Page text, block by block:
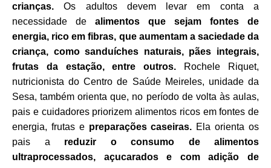
crianças. Os adultos devem levar em conta a
necessidade de alimentos que sejam fontes de
energia, rico em fibras, que aumentam a saciedade da
criança, como sanduíches naturais, pães integrais,
frutas da estação, entre outros.
Rochele Riquet,
nutricionista do Centro de Saúde Meireles, unidade da
Sesa, também orienta que, no período de volta às aulas,
pais e cuidadores priorizem alimentos ricos em fontes de
energia, frutas e preparações caseiras. Ela orienta os
pais a reduzir o consumo de alimentos
ultraprocessados, açucarados e com adição de